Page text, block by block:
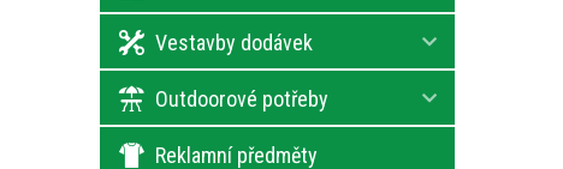
Vestavby dodávek
Outdoorové potřeby
Reklamní předměty